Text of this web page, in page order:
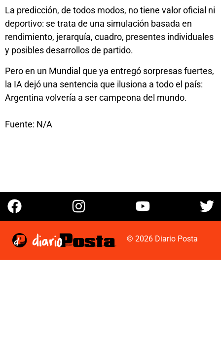
La predicción, de todos modos, no tiene valor oficial ni
deportivo: se trata de una simulación basada en
rendimiento, jerarquía, cuadro, presentes individuales
y posibles desarrollos de partido.
Pero en un Mundial que ya entregó sorpresas fuertes,
la IA dejó una sentencia que ilusiona a todo el país:
Argentina volvería a ser campeona del mundo.
Fuente: N/A
© 2026 Diario Posta